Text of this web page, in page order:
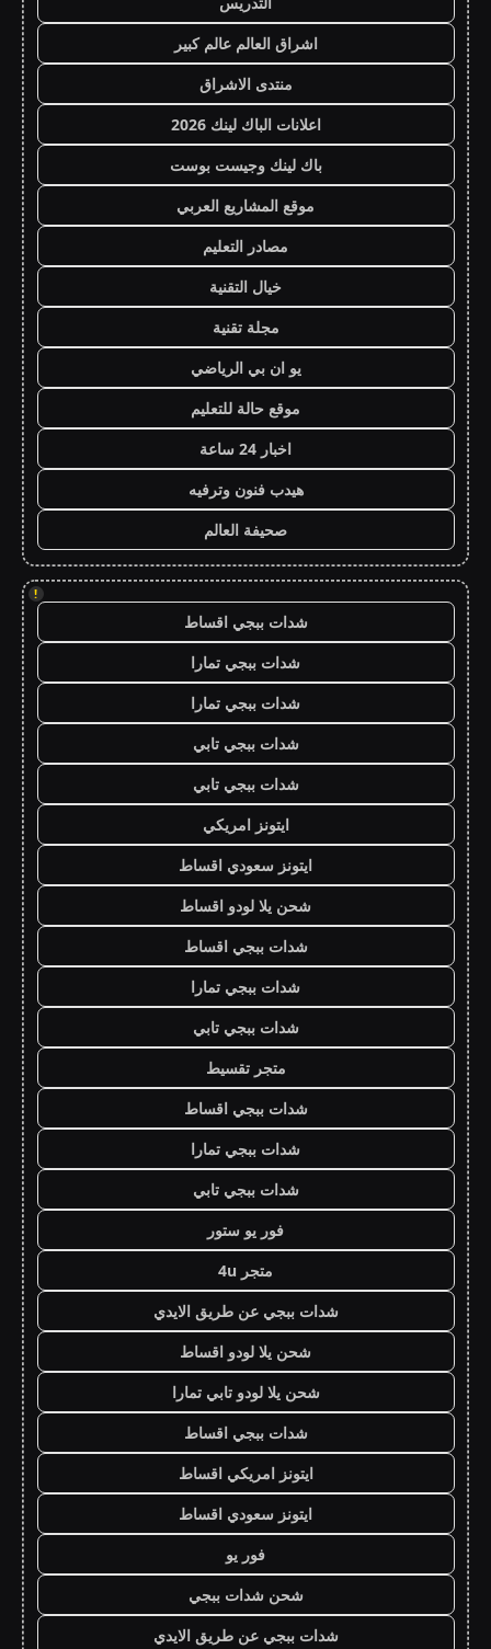
اشراق العالم عالم كبير
منتدى الاشراق
اعلانات الباك لينك 2026
باك لينك وجيست بوست
موقع المشاريع العربي
مصادر التعليم
خيال التقنية
مجلة تقنية
يو ان بي الرياضي
موقع حالة للتعليم
اخبار 24 ساعة
هيدب فنون وترفيه
صحيفة العالم
!
شدات ببجي اقساط
شدات ببجي تمارا
شدات ببجي تمارا
شدات ببجي تابي
شدات ببجي تابي
ايتونز امريكي
ايتونز سعودي اقساط
شحن يلا لودو اقساط
شدات ببجي اقساط
شدات ببجي تمارا
شدات ببجي تابي
متجر تقسيط
شدات ببجي اقساط
شدات ببجي تمارا
شدات ببجي تابي
فور يو ستور
متجر 4u
شدات ببجي عن طريق الايدي
شحن يلا لودو اقساط
شحن يلا لودو تابي تمارا
شدات ببجي اقساط
ايتونز امريكي اقساط
ايتونز سعودي اقساط
فور يو
شحن شدات ببجي
شدات ببجي عن طريق الايدي